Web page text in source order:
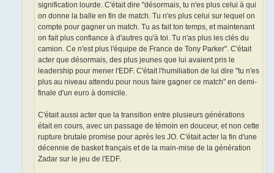
signification lourde. C'était dire "désormais, tu n'es plus celui à qui
on donne la balle en fin de match. Tu n'es plus celui sur lequel on
compte pour gagner un match. Tu as fait ton temps, et maintenant
on fait plus confiance à d'autres qu'à toi. Tu n'as plus les clés du
camion. Ce n'est plus l'équipe de France de Tony Parker". C'était
acter que désormais, des plus jeunes que lui avaient pris le
leadership pour mener l'EDF. C'était l'humiliation de lui dire "tu n'es
plus au niveau attendu pour nous faire gagner ce match" en demi-
finale d'un euro à domicile.
C'était aussi acter que la transition entre plusieurs générations
était en cours, avec un passage de témoin en douceur, et non cette
rupture brutale promise pour après les JO. C'était acter la fin d'une
décennie de basket français et de la main-mise de la génération
Zadar sur le jeu de l'EDF.